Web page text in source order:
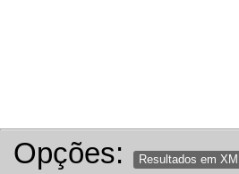
Opções: Resultados em XML